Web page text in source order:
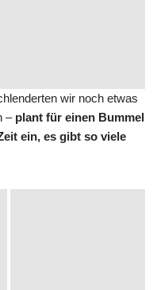
wir noch etwas
– plant für einen Bummel
ein, es gibt so viele